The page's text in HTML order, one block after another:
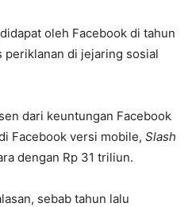
oleh Facebook di tahun
di jejaring sosial
dari keuntungan Facebook
Facebook versi mobile, Slash
dengan Rp 31 triliun.
sebab tahun lalu